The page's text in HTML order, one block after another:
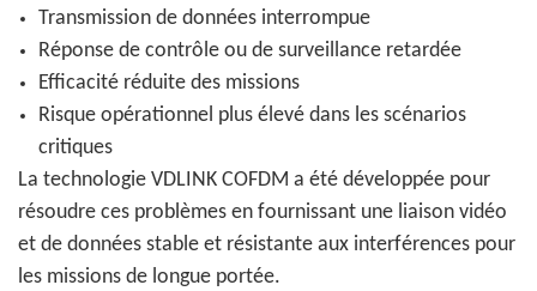
Transmission de données interrompue
Réponse de contrôle ou de surveillance retardée
Efficacité réduite des missions
Risque opérationnel plus élevé dans les scénarios
critiques
La technologie VDLINK COFDM a été développée pour
résoudre ces problèmes en fournissant une liaison vidéo
et de données stable et résistante aux interférences pour
les missions de longue portée.